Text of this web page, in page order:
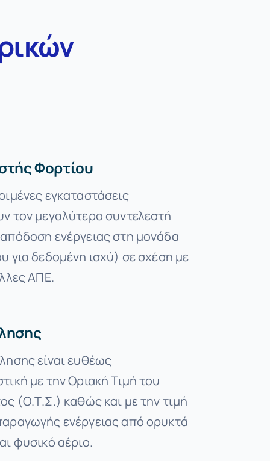
Φορτίου
εγκαταστάσεις
τον μεγαλύτερο συντελεστή
ενέργειας στη μονάδα
για δεδομένη ισχύ) σε σχέση με
ΑΠΕ.
είναι ευθέως
με την Οριακή Τιμή του
(Ο.Τ.Σ.) καθώς και με την τιμή
ενέργειας από ορυκτά
φυσικό αέριο.